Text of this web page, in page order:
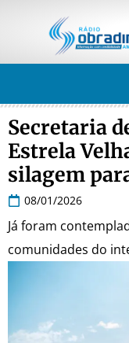
Secretaria
Estrela
silagem
08/01/2026
Já foram
comunidades do